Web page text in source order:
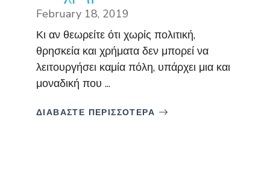
February 18, 2019
Κι αν θεωρείτε ότι χωρίς πολιτική,
θρησκεία και χρήματα δεν μπορεί να
λειτουργήσει καμία πόλη, υπάρχει μια και
μοναδική που ...
ΔΙΑΒΑΣΤΕ ΠΕΡΙΣΣΟΤΕΡΑ